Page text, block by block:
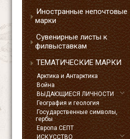
Иностранные непочтовые
марки
Сувенирные листы к
филвыставкам
ТЕМАТИЧЕСКИЕ МАРКИ
Арктика и Антарктика
Война
ВЫДАЮЩИЕСЯ ЛИЧНОСТИ
География и геология
Государственные символы,
гербы
Европа СЕПТ
ИСКУССТВО